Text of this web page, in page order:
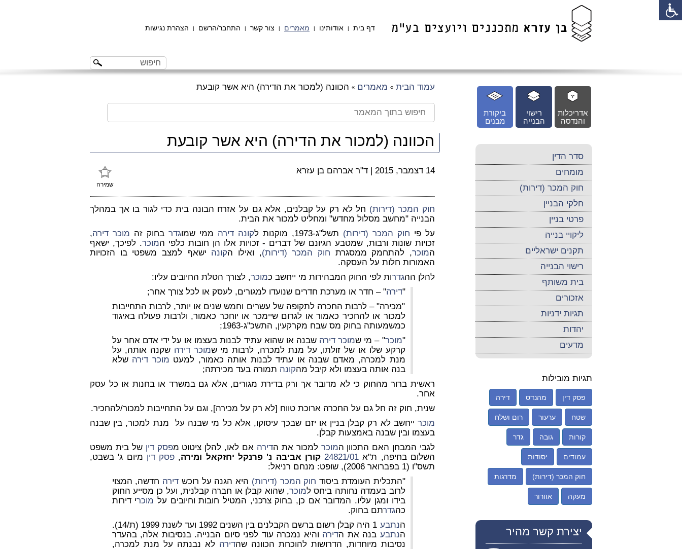
דף בית | אודותינו | מאמרים | צור קשר | התחבר/הרשם | הצהרת נגישות
עמוד הבית » מאמרים » הכוונה (למכור את הדירה) היא אשר קובעת
הכוונה (למכור את הדירה) היא אשר קובעת
שמירה
14 דצמבר, 2015 | ד"ר אברהם בן עזרא
חוק המכר (דירות) חל לא רק על קבלנים, אלא גם על אזרח הבונה בית כדי לגור בו אך במהלך
הבנייה "מחשב מסלול מחדש" ומחליט למכור את הבית.
על פי חוק המכר (דירות) תשל"ג-1973, מוקנות ל קונה דירה ממי שמוגדר בחוק זה מוכר דירה,
זכויות שונות ורבות, שמטבע הגיונם של דברים - זכויות אלו הן חובות כלפי המוכר. לפיכך, ישאף
המוכר, להתחמק ממסגרת חוק המכר (דירות), ואילו הקונה ישאף למצב משפטי בו הזכויות
האמורות חלות על העסקה.
להלן ההגדרות לפי החוק המבהירות מי ייחשב כמוכר, לצורך הטלת החיובים עליו:
"דירה" – חדר או מערכת חדרים שנועדו למגורים, לעסק או לכל צורך אחר;
"מכירה" – לרבות החכרה לתקופה של עשרים וחמש שנים או יותר, לרבות התחייבות
למכור או להחכיר כאמור או לגרום שיימכר או יוחכר כאמור, ולרבות פעולה באיגוד
כמשמעותה בחוק מס שבח מקרקעין, התשכ"ג-1963;
"מוכר" – מי שמוכר דירה שבנה או שהוא עתיד לבנות בעצמו או על ידי אדם אחר על
קרקע שלו או של זולתו, על מנת למכרה, לרבות מי שמוכר דירה שקנה אותה, על
מנת למכרה, מאדם שבנה או עתיד לבנות אותה כאמור, למעט מוכר דירה שלא
בנה אותה בעצמו ולא קיבל מהקונה תמורה בעד מכירתה;
ראשית ברור מהחוק כי לא מדובר אך ורק בדירת מגורים, אלא גם במשרד או בחנות או כל עסק
אחר.
שנית, חוק זה חל גם על החכרה ארוכת טווח [לא רק על מכירה], וגם על התחייבות למכור/להחכיר.
מוכר ייחשב לא רק קבלן בניין או יזם שבכך עיסוקו, אלא כל מי שבנה על מנת למכור, בין שבנה
בעצמו ובין שבנה באמצעות קבלן.
לגבי המבחן האם התכוון המוכר למכור את הדירה אם לאו, להלן ציטוט מפסק דין של בית משפט
השלום בחיפה, ת"א 24821/01 קורן אביבה נ' פרנקל יחזקאל ומירה, פסק דין מיום ג' בשבט,
תשס"ו (1 בפברואר 2006), שופט: מנחם רניאל:
"התכלית העומדת ביסוד חוק המכר (דירות) היא הגנה על רוכש דירה חדשה, המצוי
לרוב בעמדה נחותה ביחס למוכר, שהוא קבלן או חברה קבלנית, ועל כן מסייע החוק
בידו ומגן עליו. המדובר אם כן, בחוק צרכני, המטיל חובות וחיובים על מוכרי דירות
כהגדרתם בחוק.
הנתבע
1 היה קבלן רשום ברשם הקבלנים בין השנים 1992 ועד לשנת 1999 (ת/14).
הנתבע בנה את הדירה והיא נמכרה עוד לפני סיום הבנייה. בנסיבות אלה, בהעדר
נסיבות מיוחדות, הדרושות להוכחת הכוונה שהדירה לא נבנתה על מנת למכרה,
ביקורת
מבנים
רישוי
הבנייה
אדריכלות
והנדסה
סדר הדין
מומחים
חוק המכר (דירות)
חלקי הבניין
פרטי בניין
ליקויי בנייה
תקנים ישראליים
רישוי הבנייה
בית משותף
אזכורים
תגיות ידניות
יהדות
מדעים
תגיות מובילות
פסק דין מהנדס דירה
שטח ערעור רום ושלח
קורות גובה גדר
עמודים יסודות
חוק המכר (דירות) מדרגות
מעקה אוורור
יצירת קשר מהיר